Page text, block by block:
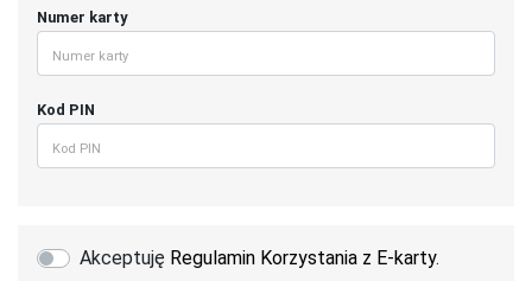
Numer karty
Kod PIN
Akceptuję Regulamin Korzystania z E-karty.